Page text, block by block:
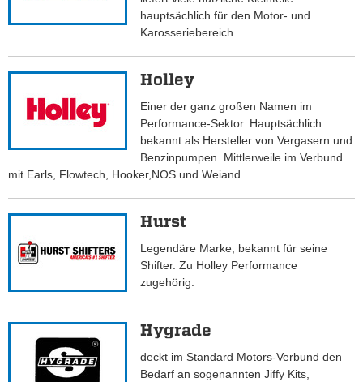
hauptsächlich für den Motor- und
Karosseriebereich.
Holley
Einer der ganz großen Namen im
Performance-Sektor. Hauptsächlich
bekannt als Hersteller von Vergasern und
Benzinpumpen. Mittlerweile im Verbund
mit Earls, Flowtech, Hooker,NOS und Weiand.
Hurst
Legendäre Marke, bekannt für seine
Shifter. Zu Holley Performance
zugehörig.
Hygrade
deckt im Standard Motors-Verbund den
Bedarf an sogenannten Jiffy Kits,